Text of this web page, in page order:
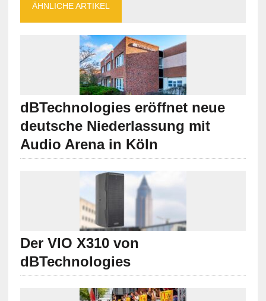
ÄHNLICHE ARTIKEL
dBTechnologies eröffnet neue
deutsche Niederlassung mit
Audio Arena in Köln
Der VIO X310 von
dBTechnologies